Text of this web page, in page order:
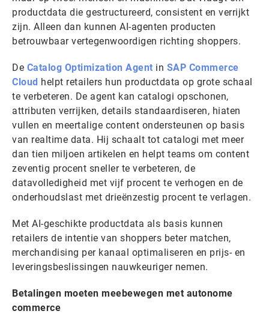
productdata die gestructureerd, consistent en verrijkt
zijn. Alleen dan kunnen AI-agenten producten
betrouwbaar vertegenwoordigen richting shoppers.
De Catalog Optimization Agent in SAP Commerce
Cloud helpt retailers hun productdata op grote schaal
te verbeteren. De agent kan catalogi opschonen,
attributen verrijken, details standaardiseren, hiaten
vullen en meertalige content ondersteunen op basis
van realtime data. Hij schaalt tot catalogi met meer
dan tien miljoen artikelen en helpt teams om content
zeventig procent sneller te verbeteren, de
datavolledigheid met vijf procent te verhogen en de
onderhoudslast met drieënzestig procent te verlagen.
Met AI-geschikte productdata als basis kunnen
retailers de intentie van shoppers beter matchen,
merchandising per kanaal optimaliseren en prijs- en
leveringsbeslissingen nauwkeuriger nemen.
Betalingen moeten meebewegen met autonome
commerce